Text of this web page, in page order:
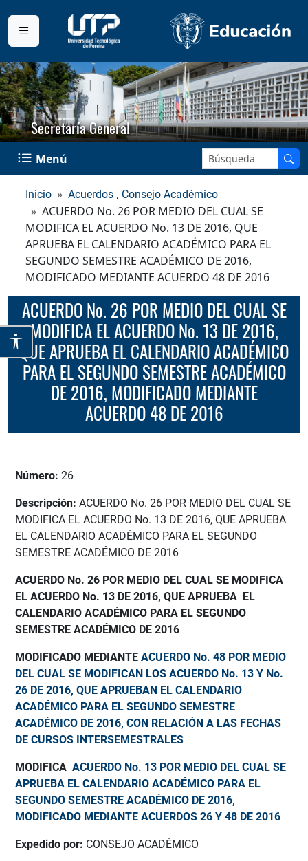
Secretaría General
Menú Buscar en el sitio:
Inicio Acuerdos , Consejo Académico
ACUERDO No. 26 POR MEDIO DEL CUAL SE
MODIFICA EL ACUERDO No. 13 DE 2016, QUE
APRUEBA EL CALENDARIO ACADÉMICO PARA EL
SEGUNDO SEMESTRE ACADÉMICO DE 2016,
MODIFICADO MEDIANTE ACUERDO 48 DE 2016
ACUERDO No. 26 POR MEDIO DEL CUAL SE
MODIFICA EL ACUERDO No. 13 DE 2016,
QUE APRUEBA EL CALENDARIO ACADÉMICO
PARA EL SEGUNDO SEMESTRE ACADÉMICO
DE 2016, MODIFICADO MEDIANTE
ACUERDO 48 DE 2016
Número: 26
Descripción: ACUERDO No. 26 POR MEDIO DEL CUAL SE
MODIFICA EL ACUERDO No. 13 DE 2016, QUE APRUEBA
EL CALENDARIO ACADÉMICO PARA EL SEGUNDO
SEMESTRE ACADÉMICO DE 2016
ACUERDO No. 26 POR MEDIO DEL CUAL SE MODIFICA
EL ACUERDO No. 13 DE 2016, QUE APRUEBA EL
CALENDARIO ACADÉMICO PARA EL SEGUNDO
SEMESTRE ACADÉMICO DE 2016
MODIFICADO MEDIANTE ACUERDO No. 48 POR MEDIO
DEL CUAL SE MODIFICAN LOS ACUERDO No. 13 Y No.
26 DE 2016, QUE APRUEBAN EL CALENDARIO
ACADÉMICO PARA EL SEGUNDO SEMESTRE
ACADÉMICO DE 2016, CON RELACIÓN A LAS FECHAS
DE CURSOS INTERSEMESTRALES
MODIFICA ACUERDO No. 13 POR MEDIO DEL CUAL SE
APRUEBA EL CALENDARIO ACADÉMICO PARA EL
SEGUNDO SEMESTRE ACADÉMICO DE 2016,
MODIFICADO MEDIANTE ACUERDOS 26 Y 48 DE 2016
Expedido por: CONSEJO ACADÉMICO